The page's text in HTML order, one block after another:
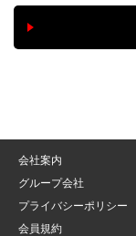
会社案内
グループ会社
プライバシーポリシー
会員規約